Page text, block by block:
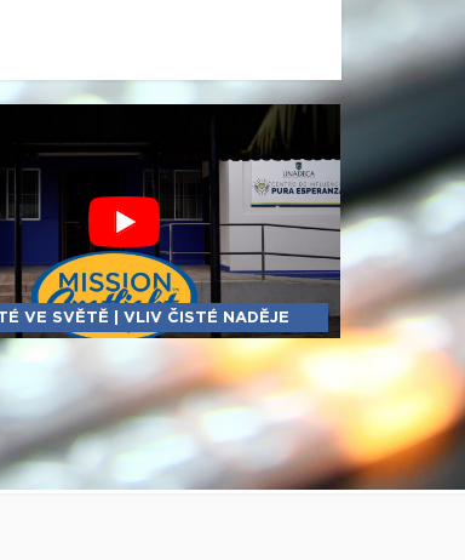
VE SVĚTĚ | VLIV ČISTÉ NADĚJE